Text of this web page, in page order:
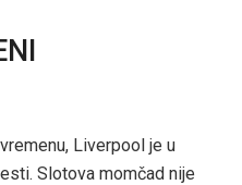
Liverpool je u
Slotova momčad nije